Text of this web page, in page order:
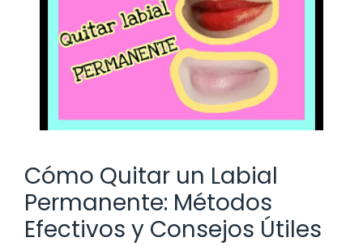
Cómo Quitar un Labial
Permanente: Métodos
Efectivos y Consejos Útiles